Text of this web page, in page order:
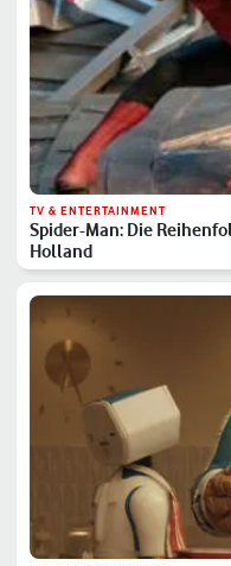
TV & ENTERTAINMENT
Spider-Man: Die
Holland